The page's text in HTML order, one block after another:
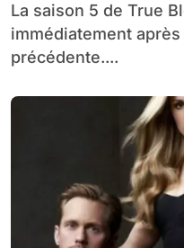
La saison 5 de True Blood reprend
immédiatement
précédente....